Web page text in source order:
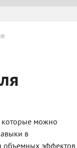
которые можно
в